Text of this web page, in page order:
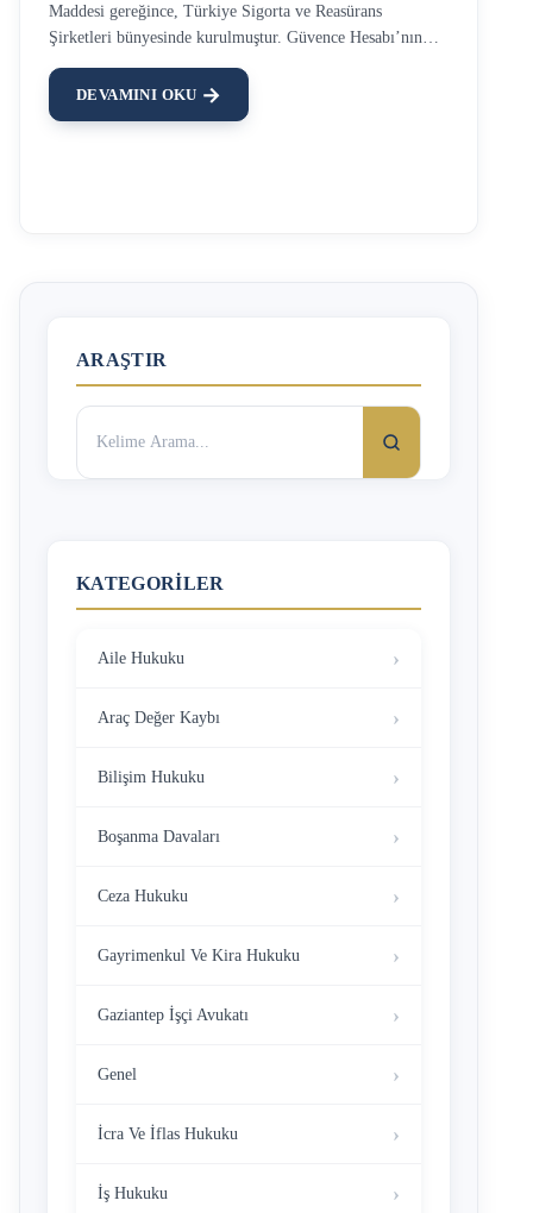
Maddesi gereğince, Türkiye Sigorta ve Reasürans
Şirketleri bünyesinde kurulmuştur. Güvence Hesabı’nın
nebze olsun gidermektir. Trafik kazaları; maddi hasarlı,
yaralamalı ya da maalesef ölümlü olarak
neden olan diğer aracın tespit edilememesi durumunda
DEVAMINI OKU
ARAŞTIR
Arama:
KATEGORILER
Aile Hukuku
Araç Değer Kaybı
Bilişim Hukuku
Boşanma Davaları
Ceza Hukuku
Gayrimenkul Ve Kira Hukuku
Gaziantep İşçi Avukatı
Genel
İcra Ve İflas Hukuku
İş Hukuku